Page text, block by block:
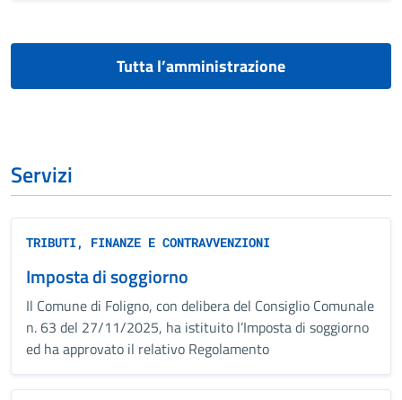
Tutta l’amministrazione
Servizi
TRIBUTI, FINANZE E CONTRAVVENZIONI
Imposta di soggiorno
Il Comune di Foligno, con delibera del Consiglio Comunale
n. 63 del 27/11/2025, ha istituito l’Imposta di soggiorno
ed ha approvato il relativo Regolamento